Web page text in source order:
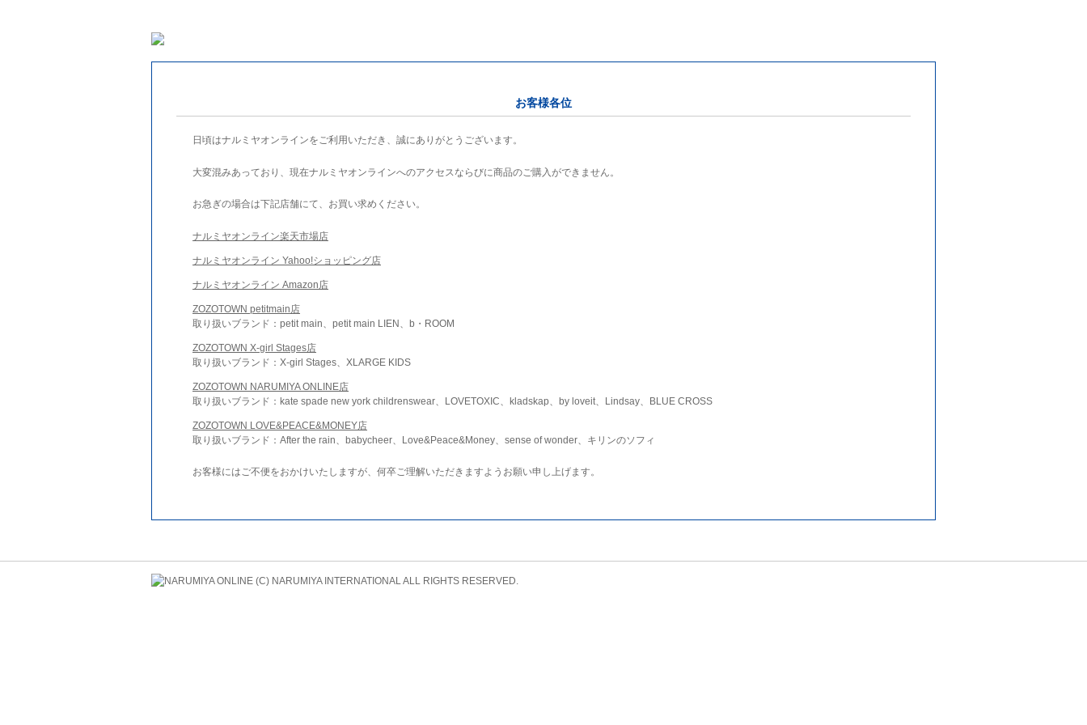
お客様各位
日頃はナルミヤオンラインをご利用いただき、誠にありがとうございます。
大変混みあっており、現在ナルミヤオンラインへのアクセスならびに商品のご購入ができません。
お急ぎの場合は下記店舗にて、お買い求めください。
ナルミヤオンライン楽天市場店
ナルミヤオンライン Yahoo!ショッピング店
ナルミヤオンライン Amazon店
ZOZOTOWN petitmain店
取り扱いブランド：petit main、petit main LIEN、b・ROOM
ZOZOTOWN X-girl Stages店
取り扱いブランド：X-girl Stages、XLARGE KIDS
ZOZOTOWN NARUMIYA ONLINE店
取り扱いブランド：kate spade new york childrenswear、LOVETOXIC、kladskap、by loveit、Lindsay、BLUE CROSS
ZOZOTOWN LOVE&PEACE&MONEY店
取り扱いブランド：After the rain、babycheer、Love&Peace&Money、sense of wonder、キリンのソフィ
お客様にはご不便をおかけいたしますが、何卒ご理解いただきますようお願い申し上げます。